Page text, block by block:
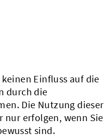
Einfluss auf die
durch die
Die Nutzung dieser
erfolgen, wenn Sie
sind.